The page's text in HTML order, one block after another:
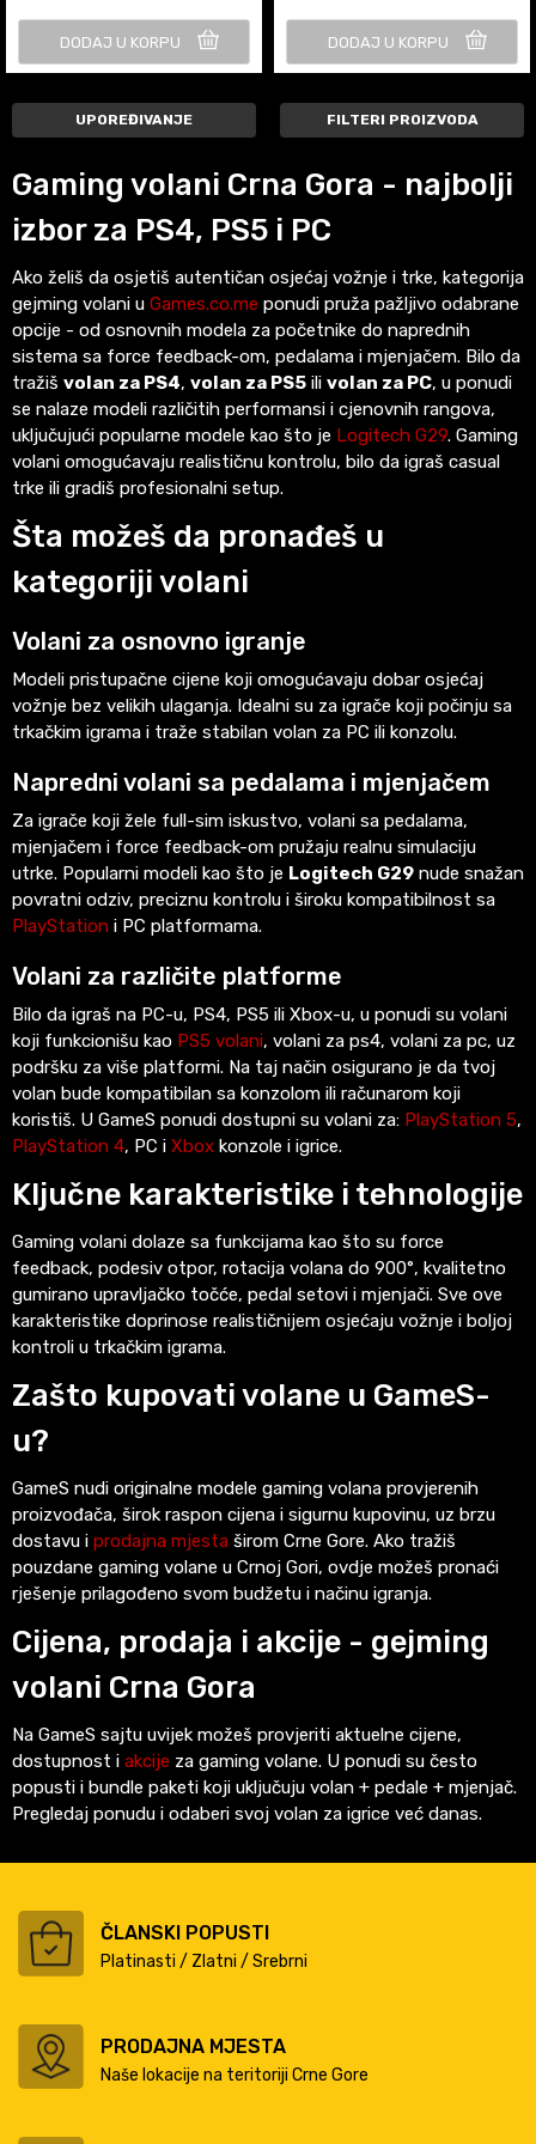
DODAJ U KORPU DODAJ U KORPU
UPOREĐIVANJE FILTERI PROIZVODA
Gaming volani Crna Gora - najbolji
izbor za PS4, PS5 i PC
Ako želiš da osjetiš autentičan osjećaj vožnje i trke, kategorija
gejming volani u Games.co.me ponudi pruža pažljivo odabrane
opcije - od osnovnih modela za početnike do naprednih
sistema sa force feedback-om, pedalama i mjenjačem. Bilo da
tražiš volan za PS4, volan za PS5 ili volan za PC, u ponudi
se nalaze modeli različitih performansi i cjenovnih rangova,
uključujući popularne modele kao što je Logitech G29. Gaming
volani omogućavaju realističnu kontrolu, bilo da igraš casual
trke ili gradiš profesionalni setup.
Šta možeš da pronađeš u
kategoriji volani
Volani za osnovno igranje
Modeli pristupačne cijene koji omogućavaju dobar osjećaj
vožnje bez velikih ulaganja. Idealni su za igrače koji počinju sa
trkačkim igrama i traže stabilan volan za PC ili konzolu.
Napredni volani sa pedalama i mjenjačem
Za igrače koji žele full-sim iskustvo, volani sa pedalama,
mjenjačem i force feedback-om pružaju realnu simulaciju
utrke. Popularni modeli kao što je Logitech G29 nude snažan
povratni odziv, preciznu kontrolu i široku kompatibilnost sa
PlayStation i PC platformama.
Volani za različite platforme
Bilo da igraš na PC-u, PS4, PS5 ili Xbox-u, u ponudi su volani
koji funkcionišu kao PS5 volani, volani za ps4, volani za pc, uz
podršku za više platformi. Na taj način osigurano je da tvoj
volan bude kompatibilan sa konzolom ili računarom koji
koristiš. U GameS ponudi dostupni su volani za: PlayStation 5,
PlayStation 4, PC i Xbox konzole i igrice.
Ključne karakteristike i tehnologije
Gaming volani dolaze sa funkcijama kao što su force
feedback, podesiv otpor, rotacija volana do 900°, kvalitetno
gumirano upravljačko točće, pedal setovi i mjenjači. Sve ove
karakteristike doprinose realističnijem osjećaju vožnje i boljoj
kontroli u trkačkim igrama.
Zašto kupovati volane u GameS-
u?
GameS nudi originalne modele gaming volana provjerenih
proizvođača, širok raspon cijena i sigurnu kupovinu, uz brzu
dostavu i prodajna mjesta širom Crne Gore. Ako tražiš
pouzdane gaming volane u Crnoj Gori, ovdje možeš pronaći
rješenje prilagođeno svom budžetu i načinu igranja.
Cijena, prodaja i akcije - gejming
volani Crna Gora
Na GameS sajtu uvijek možeš provjeriti aktuelne cijene,
dostupnost i akcije za gaming volane. U ponudi su često
popusti i bundle paketi koji uključuju volan + pedale + mjenjač.
Pregledaj ponudu i odaberi svoj volan za igrice već danas.
ČLANSKI POPUSTI
Platinasti / Zlatni / Srebrni
PRODAJNA MJESTA
Naše lokacije na teritoriji Crne Gore